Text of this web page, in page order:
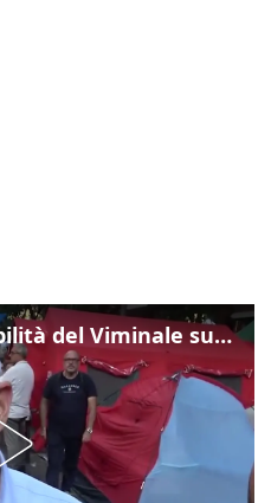
Gualtieri: "Responsabilità del Viminale su Spin Time? La posizione dei partiti è nota"